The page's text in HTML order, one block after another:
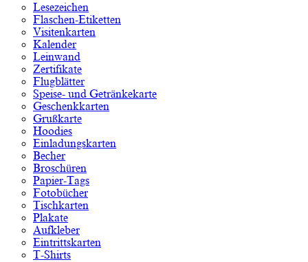
Lesezeichen
Flaschen-Etiketten
Visitenkarten
Kalender
Leinwand
Zertifikate
Flugblätter
Speise- und Getränkekarte
Geschenkkarten
Grußkarte
Hoodies
Einladungskarten
Becher
Broschüren
Papier-Tags
Fotobücher
Tischkarten
Plakate
Aufkleber
Eintrittskarten
T-Shirts